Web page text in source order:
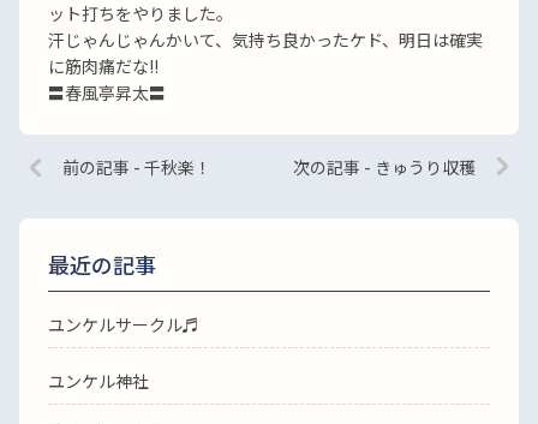
ット打ちをやりました。
汗じゃんじゃんかいて、気持ち良かったケド、明日は確実
に筋肉痛だな!!
〓春風亭昇太〓
前の記事 - 千秋楽！ 次の記事 - きゅうり収穫
最近の記事
ユンケルサークル♬
ユンケル神社